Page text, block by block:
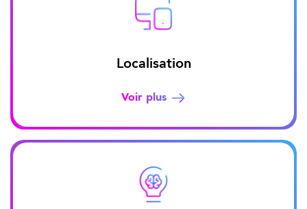
Localisation
Voir plus